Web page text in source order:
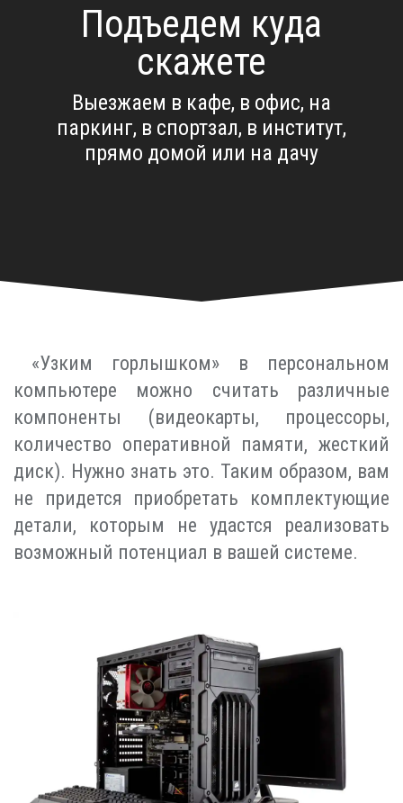
Подъедем куда
скажете
Выезжаем в кафе, в офис, на
паркинг, в спортзал, в институт,
прямо домой или на дачу
«Узким горлышком» в персональном
компьютере можно считать различные
компоненты (видеокарты, процессоры,
количество оперативной памяти, жесткий
диск). Нужно знать это. Таким образом, вам
не придется приобретать комплектующие
детали, которым не удастся реализовать
возможный потенциал в вашей системе.